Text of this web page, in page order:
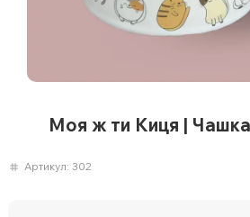
Моя ж ти Киця |
Артикул: 302